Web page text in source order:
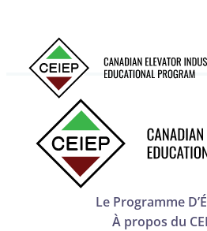
Le Programme
À propos du